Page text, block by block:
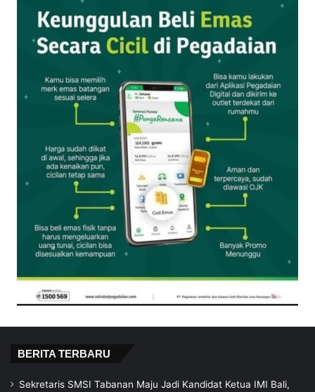
BERITA TERBARU
Sekretaris SMSI Tabanan Maju Jadi Kandidat Ketua IMI Bali,